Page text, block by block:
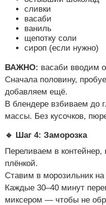
сливки
васаби
ваниль
щепотку соли
сироп (если нужно)
ВАЖНО: васаби вводим
Сначала половину,
добавляем ещё.
В блендере взбиваем до
массы. Без кусочков,
🔹 Шаг 4: Заморозка
Переливаем в
плёнкой.
Ставим в морозильник на
Каждые 30–40 минут
миксером — чтобы не